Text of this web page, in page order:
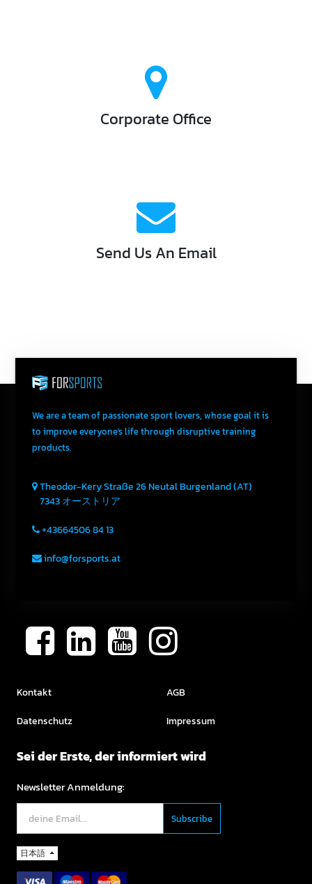
Corporate Office
For Sports GmbH
Theodor-Kery Straße 26, , Neutal, Burgenland, 7343, オース
トリア
Send Us An Email
We're Standing By!
info@forsports.at
We are a team of passionate sport lovers, whose goal it is
to improve everyone's life through disruptive training
products.
Theodor-Kery Straße 26NeutalBurgenland (AT)
7343オーストリア
+43664506 84 13
info@forsports.at
Kontakt
Datenschutz
AGB
Impressum
Sei der Erste, der informiert wird
Newsletter Anmeldung:
日本語